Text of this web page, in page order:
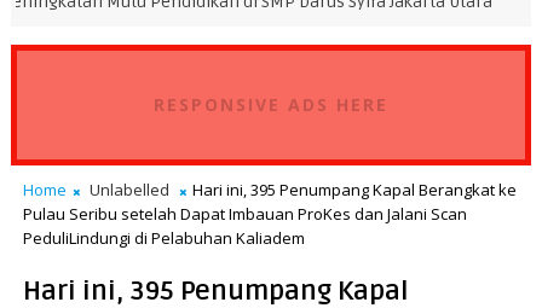
RESPONSIVE ADS HERE
Home Unlabelled
Hari ini, 395 Penumpang Kapal Berangkat ke
Pulau Seribu setelah Dapat Imbauan ProKes dan Jalani Scan
PeduliLindungi di Pelabuhan Kaliadem
Hari ini, 395 Penumpang Kapal